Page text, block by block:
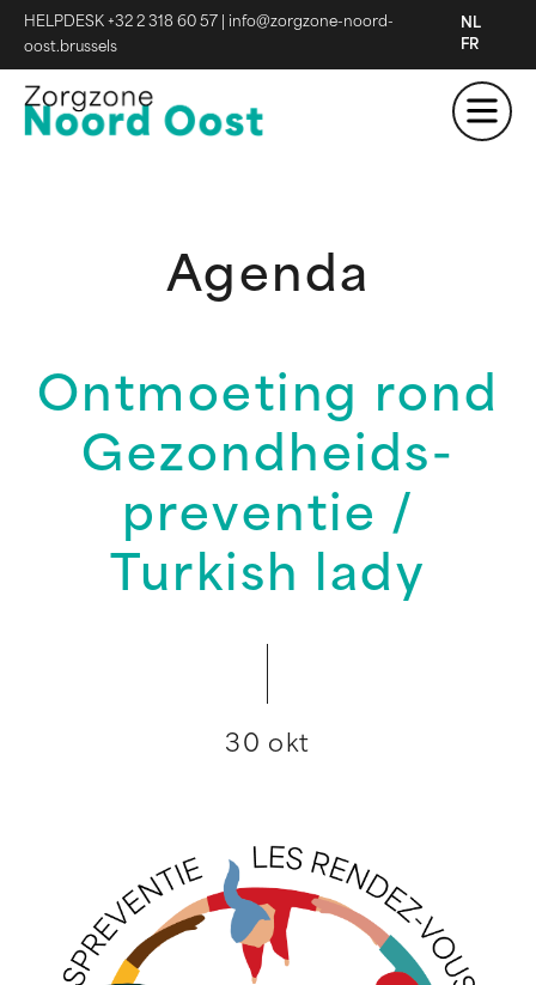
HELPDESK +32 2 318 60 57
info@zorgzone-noord-
oost.brussels
NL
FR
Agenda
Ontmoeting rond
Gezondheids-
preventie /
Turkish lady
30 okt